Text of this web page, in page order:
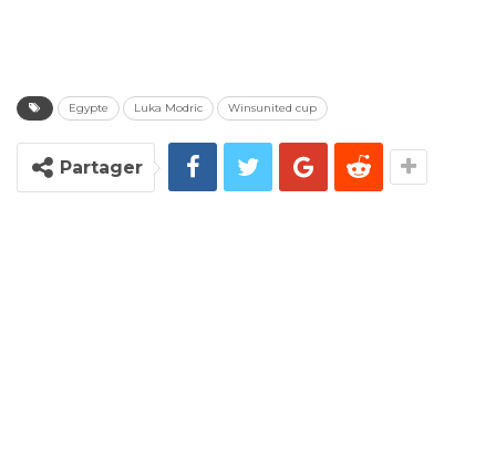
Egypte Luka Modric Winsunited cup
Partager